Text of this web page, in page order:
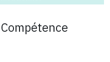
Compétence